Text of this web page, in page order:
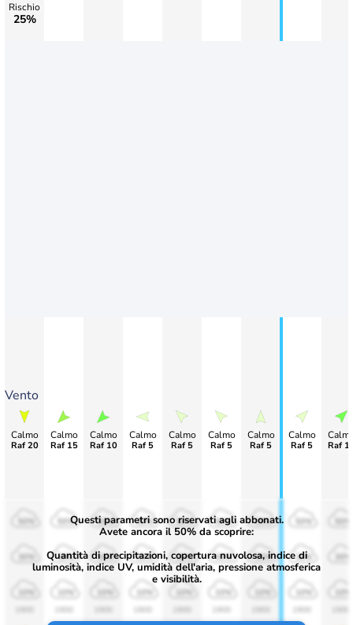
Vento
Rischio
25%
Calmo
Raf 20
Calmo
Raf 15
Calmo
Raf 10
Calmo
Raf 5
Calmo
Raf 5
Calmo
Raf 5
Calmo
Raf 5
Calmo
Raf 5 Raf
50%
30%
10%
50%
30%
50%
30%
10%
50%
30%
50%
30%
10%
50%
30%
50%
30%
10%
Questi parametri sono riservati agli abbonati.
Avete ancora il 50% da scoprire:
Quantità di precipitazioni, copertura nuvolosa, indice di
luminosità, indice UV, umidità dell'aria, pressione atmosferica
e visibilità.